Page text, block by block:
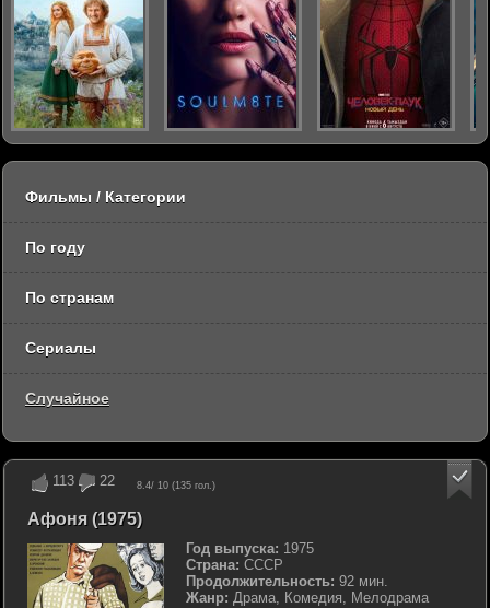
113 22 8.4/ 10 (135 гол.)
Афоня (1975)
Год выпуска: 1975
Страна: СССР
Продолжительность: 92 мин.
Жанр: Драма, Комедия, Мелодрама
Фильмы / Категории
По году
По странам
Сериалы
Случайное